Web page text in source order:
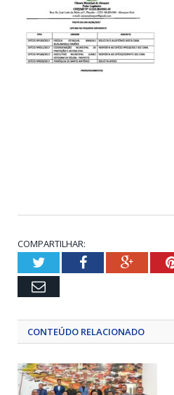
COMPARTILHAR:
TwitterFacebook
Email
CONTEÚDO RELACIONADO